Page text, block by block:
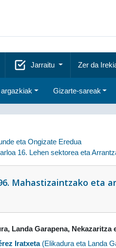
Jarraitu Zer da
Gizarte-sareak
eta Ongizate Eredua
16. Lehen sektorea eta
Mahastizaintzako eta
Landa Garapena, Nekazaritza
Iratxeta(Elikadura eta Landa